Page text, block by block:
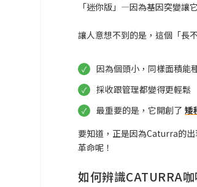
「迷你版」—因為基因突變讓
讓人意想不到的是，這個「長
因為個頭小，同樣面積能
採收跟管理都變得更輕鬆
最重要的是，它開創了 矮
要知道，正是因為Caturra的
革命呢！
如何辨識CATURRA